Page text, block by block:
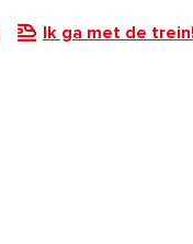
Ik ga met de